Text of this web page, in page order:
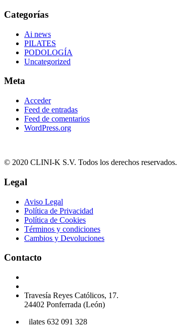
Categorías
Ai news
PILATES
PODOLOGÍA
Uncategorized
Meta
Acceder
Feed de entradas
Feed de comentarios
WordPress.org
© 2020 CLINI-K S.V. Todos los derechos reservados.
Legal
Aviso Legal
Política de Privacidad
Política de Cookies
Términos y condiciones
Cambios y Devoluciones
Contacto
Travesía Reyes Católicos, 17.
24402 Ponferrada (León)
ilates 632 091 328